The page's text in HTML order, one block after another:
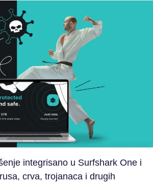
integrisano u Surfshark One i
crva, trojanaca i drugih